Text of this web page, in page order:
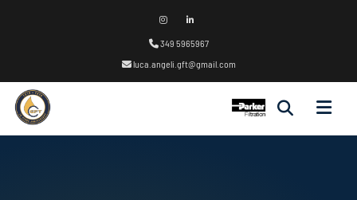
349 5965967
luca.angeli.gft@gmail.com